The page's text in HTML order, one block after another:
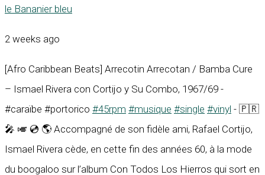
le Bananier bleu
2 weeks ago
[Afro Caribbean Beats] Arrecotin Arrecotan / Bamba Cure
– Ismael Rivera con Cortijo y Su Combo, 1967/69 -
#caraïbe #portorico #45rpm #musique #single #vinyl - 🇵🇷
🎤 🎺 💿 🌎 Accompagné de son fidèle ami, Rafael Cortijo,
Ismael Rivera cède, en cette fin des années 60, à la mode
du boogaloo sur l’album Con Todos Los Hierros qui sort en